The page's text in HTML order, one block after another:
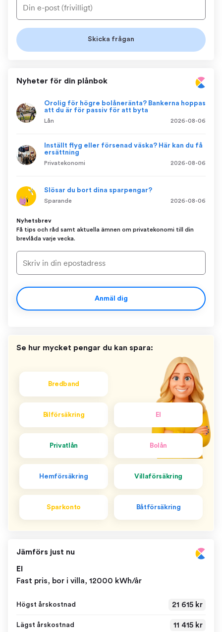
Nyheter för din plånbok
Orolig för högre bolåneränta? Bankerna hoppas
att du är för passiv för att byta
Lån 2026-08-06
Inställt flyg eller försenad väska? Här kan du få
ersättning
Privatekonomi 2026-08-06
Slösar du bort dina sparpengar?
Sparande 2026-08-06
Nyhetsbrev
Få tips och råd samt aktuella ämnen om privatekonomi till din
brevlåda varje vecka.
Anmäl dig
Se hur mycket pengar du kan spara:
Bredband
Bilförsäkring El
Privatlån Bolån
Hemförsäkring Villaförsäkring
Sparkonto Båtförsäkring
Jämförs just nu
El
Fast pris, bor i villa, 12000 kWh/år
Högst årskostnad 21 615 kr
Lägst årskostnad 11 415 kr